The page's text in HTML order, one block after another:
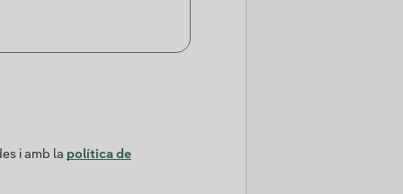
i amb la política de